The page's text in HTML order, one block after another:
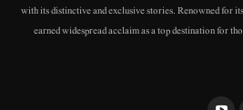
with its distinctive and exclusive stories. Renowned for
earned widespread acclaim as a top destination for